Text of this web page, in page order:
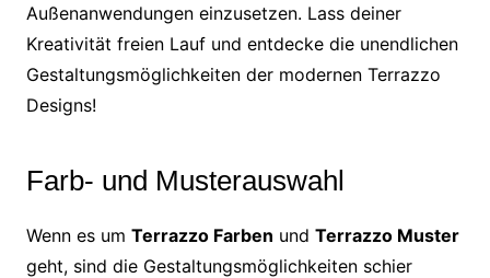
Außenanwendungen einzusetzen. Lass deiner
Kreativität freien Lauf und entdecke die unendlichen
Gestaltungsmöglichkeiten der modernen Terrazzo
Designs!
Farb- und Musterauswahl
Wenn es um Terrazzo Farben und Terrazzo Muster
geht, sind die Gestaltungsmöglichkeiten schier